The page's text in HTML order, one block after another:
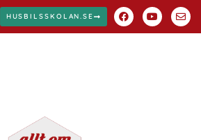
HUSBILSSKOLAN.SE